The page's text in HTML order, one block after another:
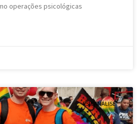
operações psicológicas
PSICANÁLISE